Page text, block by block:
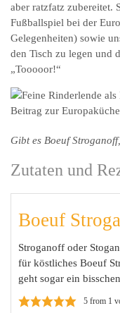
aber ratzfatz zubereitet.
Fußballspiel bei der
Gelegenheiten) sowie
den Tisch zu legen und
„Tooooor!“
Gibt es Boeuf
Zutaten und
Boeuf
Stroganoff oder
für köstliches Boeuf
geht sogar ein
5from 1